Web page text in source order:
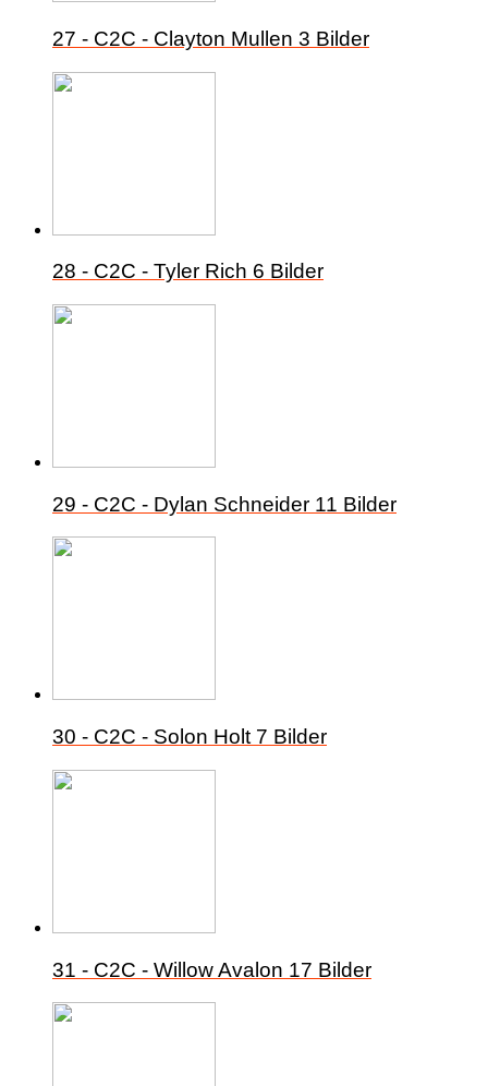
27 - C2C - Clayton Mullen 3 Bilder
28 - C2C - Tyler Rich 6 Bilder
29 - C2C - Dylan Schneider 11 Bilder
30 - C2C - Solon Holt 7 Bilder
31 - C2C - Willow Avalon 17 Bilder